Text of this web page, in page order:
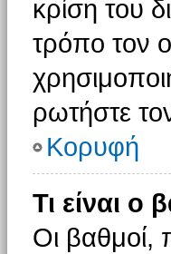
κρίση του
τρόπο τον
ρωτήστε
Κορυφή
Τι είναι
Οι βαθμοί,